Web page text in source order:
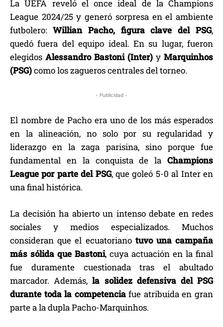
La UEFA reveló el once ideal de la Champions
League 2024/25 y generó sorpresa en el ambiente
futbolero: Willian Pacho, figura clave del PSG,
quedó fuera del equipo ideal. En su lugar, fueron
elegidos Alessandro Bastoni (Inter) y Marquinhos
(PSG)como los zagueros centrales del torneo.
- Publicidad -
El nombre de Pacho era uno de los más esperados
en la alineación, no solo por su regularidad y
liderazgo en la zaga parisina, sino porque fue
fundamental en la conquista de la Champions
League por parte del PSG, que goleó 5-0 al Inter en
una final histórica.
La decisión ha abierto un intenso debate en redes
sociales y medios especializados. Muchos
consideran que el ecuatoriano tuvo una campaña
más sólida que Bastoni, cuya actuación en la final
fue duramente cuestionada tras el abultado
marcador. Además,la solidez defensiva del PSG
durante toda la competenciafue atribuida en gran
parte a la dupla Pacho-Marquinhos.